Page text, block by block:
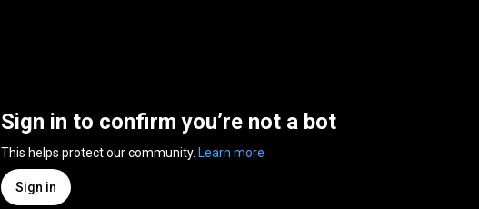
Sign in to confirm you’re not a bot
This helps protect our community. Learn more
Sign in